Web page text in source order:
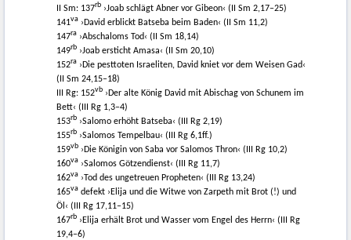
II Sm: 137rb ›Joab schlägt Abner vor Gibeon‹ (II Sm 2,17–25)
141va ›David erblickt Batseba beim Baden‹ (II Sm 11,2)
147ra ›Abschaloms Tod‹ (II Sm 18,14)
149rb ›Joab ersticht Amasa‹ (II Sm 20,10)
152ra ›Die pesttoten Israeliten, David kniet vor dem Weisen Gad‹
(II Sm 24,15–18)
III Rg: 152vb ›Der alte König David mit Abischag von Schunem im
Bett‹ (III Rg 1,3–4)
153rb ›Salomo erhöht Batseba‹ (III Rg 2,19)
155rb ›Salomos Tempelbau‹ (III Rg 6,1ff.)
159vb ›Die Königin von Saba vor Salomos Thron‹ (III Rg 10,2)
160va ›Salomos Götzendienst‹ (III Rg 11,7)
162va ›Tod des ungetreuen Propheten‹ (III Rg 13,24)
165va defekt ›Elija und die Witwe von Zarpeth mit Brot (!) und
Öl‹ (III Rg 17,11–15)
167rb ›Elija erhält Brot und Wasser vom Engel des Herrn‹ (III Rg
19,4–6)